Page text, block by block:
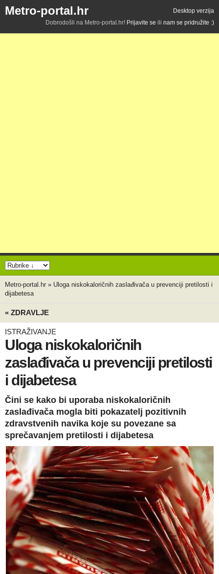
Metro-portal.hr
Desktop verzija
Dobrodošli na Metro-portal.hr! Prijavite se ili nam se pridružite :)
Metro-portal.hr » Uloga niskokaloričnih zaslađivača u prevenciji pretilosti i
dijabetesa
« ZDRAVLJE
ISTRAŽIVANJE
Uloga niskokaloričnih
zaslađivača u prevenciji pretilosti
i dijabetesa
Čini se kako bi uporaba niskokaloričnih
zaslađivača mogla biti pokazatelj pozitivnih
zdravstvenih navika koje su povezane sa
sprečavanjem pretilosti i dijabetesa